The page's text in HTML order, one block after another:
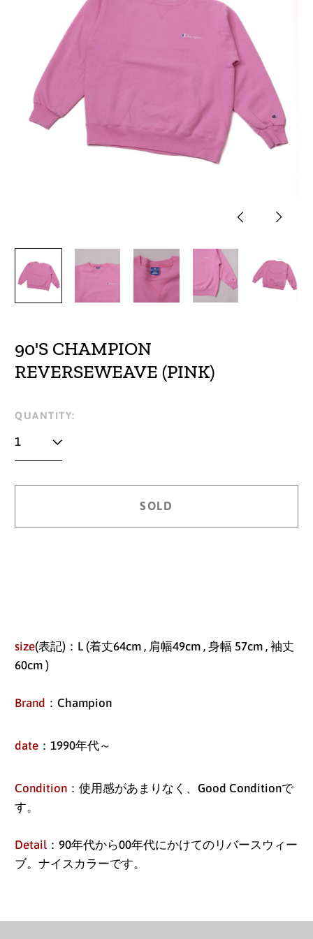
PreviousNext
90'S CHAMPION
REVERSEWEAVE (PINK)
Regular
price
QUANTITY:
SOLD
size(表記)：L (着丈64cm , 肩幅49cm , 身幅 57cm , 袖丈
60cm )
Brand ：Champion
date ：1990年代～
Condition ：使用感があまりなく、Good Conditionで
す。
Detail ：90年代から00年代にかけてのリバースウィー
ブ。ナイスカラーです。
アイスランド (ISK kr)
£)